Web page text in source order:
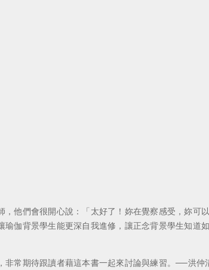
他們會很開心說：「太好了！妳在覺察感受，妳
伽背景學生能更深自我進修，讓正念背景學生知
常期待跟讀者藉這本書一起來討論與練習。──洪仲